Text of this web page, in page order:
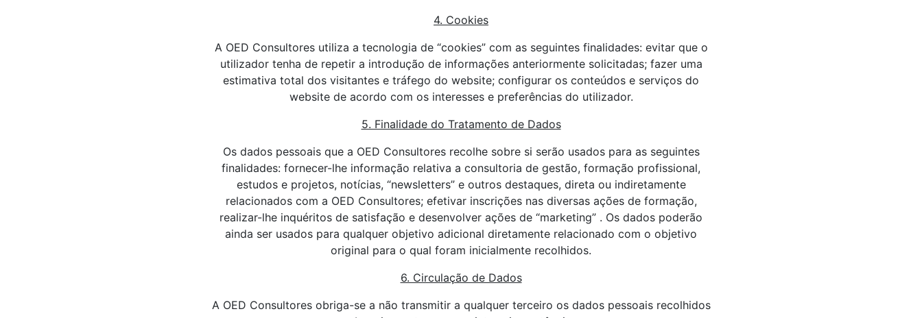
4. Cookies
A OED Consultores utiliza a tecnologia de “cookies” com as seguintes finalidades: evitar que o
utilizador tenha de repetir a introdução de informações anteriormente solicitadas; fazer uma
estimativa total dos visitantes e tráfego do website; configurar os conteúdos e serviços do
website de acordo com os interesses e preferências do utilizador.
5. Finalidade do Tratamento de Dados
Os dados pessoais que a OED Consultores recolhe sobre si serão usados para as seguintes
finalidades: fornecer-lhe informação relativa a consultoria de gestão, formação profissional,
estudos e projetos, notícias, “newsletters” e outros destaques, direta ou indiretamente
relacionados com a OED Consultores; efetivar inscrições nas diversas ações de formação,
realizar-lhe inquéritos de satisfação e desenvolver ações de “marketing” . Os dados poderão
ainda ser usados para qualquer objetivo adicional diretamente relacionado com o objetivo
original para o qual foram inicialmente recolhidos.
6. Circulação de Dados
A OED Consultores obriga-se a não transmitir a qualquer terceiro os dados pessoais recolhidos